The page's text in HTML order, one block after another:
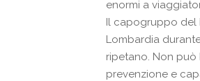
enormi a
Il capogruppo del
Lombardia
ripetano. Non può
prevenzione e